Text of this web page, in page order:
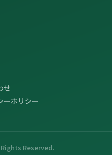
せ
ーポリシー
Reserved.